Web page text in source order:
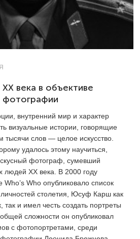
века в объективе
фотографии
внутренний мир и характер
визуальные истории, говорящие
тысячи слов — целое искусство.
удалось этому научиться,
фотограф, сумевший
людей XX века. В 2000 году
Who опубликовало список
столетия, Юсуф Карш как
так и имел честь создать портреты
сложности он опубликовал
с фотопортретами, среди